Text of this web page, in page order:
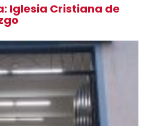
Iglesia Cristiana de